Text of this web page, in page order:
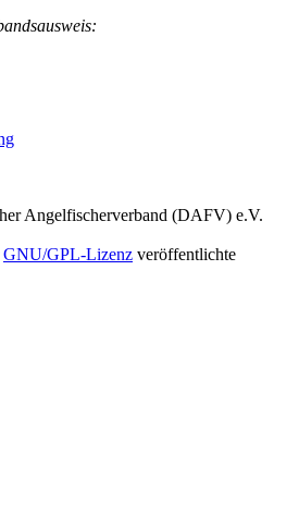
Angelfischerverband (DAFV) e.V.
GNU/GPL-Lizenz veröffentlichte